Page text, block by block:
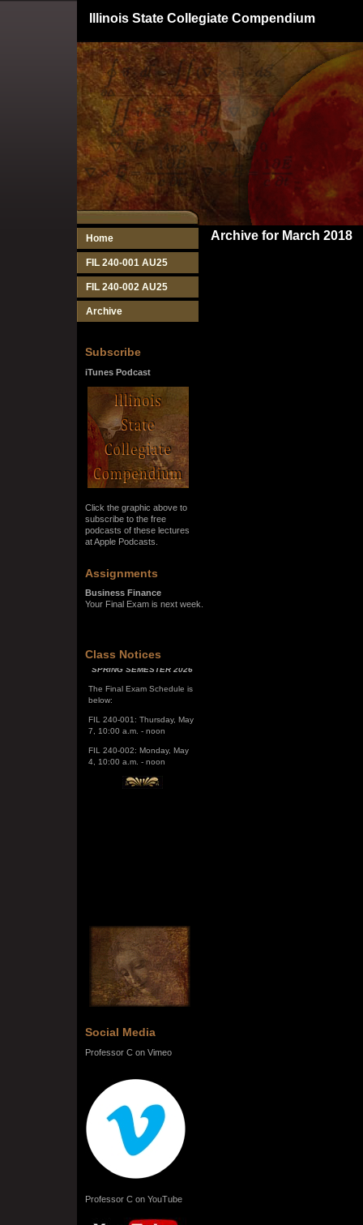
Illinois State Collegiate Compendium
Home
FIL 240-001 AU25
FIL 240-002 AU25
Archive
Subscribe
iTunes Podcast
Click the graphic above to
subscribe to the free
podcasts of these lectures
at Apple Podcasts.
Assignments
Business Finance
Your Final Exam is next week.
Class Notices
SPRING SEMESTER 2026
The Final Exam Schedule is
FIL 240-001: Thursday, May
FIL 240-002: Monday, May
Social Media
Professor C on Vimeo
Professor C on YouTube
Archive for March 2018